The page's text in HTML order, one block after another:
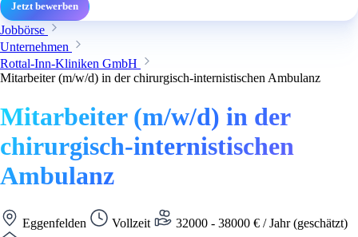
Jetzt bewerben
Jobbörse
Unternehmen
Rottal-Inn-Kliniken GmbH
Mitarbeiter (m/w/d) in der chirurgisch-internistischen Ambulanz
Mitarbeiter (m/w/d) in der
chirurgisch-internistischen
Ambulanz
Eggenfelden Vollzeit
32000 - 38000 € / Jahr (geschätzt)